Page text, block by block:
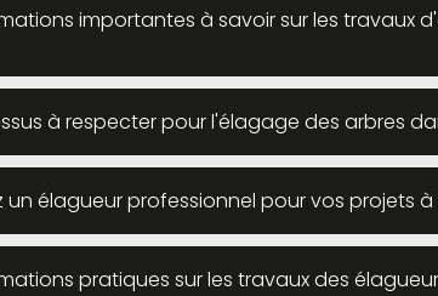
importantes à savoir sur les travaux
à respecter pour l'élagage des arbres
un élagueur professionnel pour vos projets à
pratiques sur les travaux des